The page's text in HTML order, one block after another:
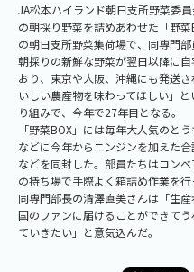
JA松本ハイランド朝日支所野菜委
の朝採り野菜を詰めあわせた「野
の朝日支所野菜集荷場で、同専門
朝採りの新鮮な野菜が翌日以降に
おり、東京や大阪、沖縄にも発送
いしい農産物を味わってほしい」
り組みで、今年で27年目となる。
「野菜BOX」には毎年大人気のと
などに今年からニンジンを加えた
などを同封した。部員たちはコン
の持ち場で手際よく箱詰め作業を行
同専門部長の清澤直美さんは「生
国のファンに届けることができて
ていきたい」と意気込んだ。